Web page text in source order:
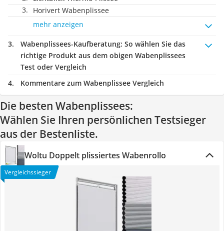
Horivert Wabenplissee
mehr anzeigen
Wabenplissees-Kaufberatung: So wählen Sie das
richtige Produkt aus dem obigen Wabenplissees
Test oder Vergleich
Kommentare zum Wabenplissee Vergleich
Die besten Wabenplissees:
Wählen Sie Ihren persönlichen Testsieger
aus der Bestenliste.
Woltu Doppelt plissiertes Wabenrollo
Vergleichssieger